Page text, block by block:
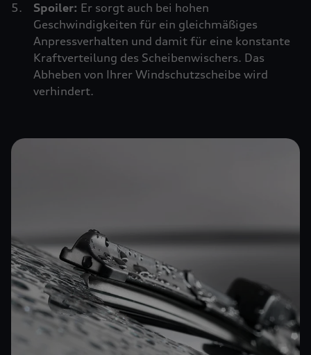
Spoiler: Er sorgt auch bei hohen
Geschwindigkeiten für ein gleichmäßiges
Anpressverhalten und damit für eine konstante
Kraftverteilung des Scheibenwischers. Das
Abheben von Ihrer Windschutzscheibe wird
verhindert.